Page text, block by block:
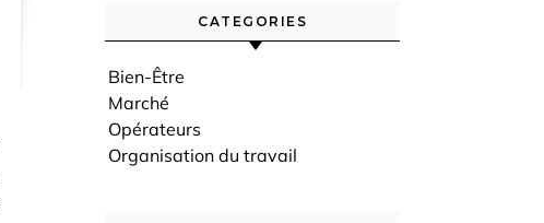
CATEGORIES
Bien-Être
Marché
Opérateurs
Organisation du travail